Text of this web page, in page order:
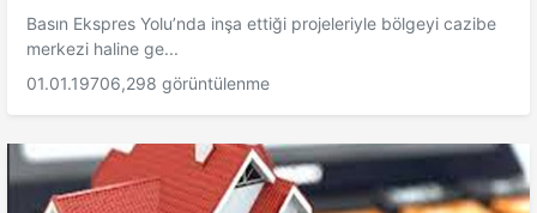
Basın Ekspres Yolu’nda inşa ettiği projeleriyle bölgeyi cazibe
merkezi haline ge...
01.01.19706,298 görüntülenme